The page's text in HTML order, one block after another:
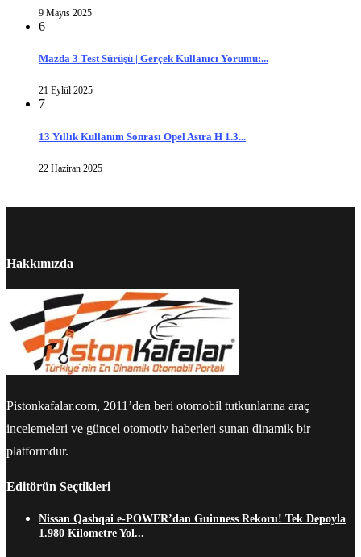
9 Mayıs 2025
6
Mazda 3 Test Sürüşü | Gerçek Kullanıcı Yorumu:...
21 Eylül 2025
7
13 Yıllık Kullanım Sonrası Opel Astra H 1.3...
22 Haziran 2025
Hakkımızda
Pistonkafalar.com, 2011’den beri otomobil tutkunlarına araç
incelemeleri ve güncel otomotiv haberleri sunan dinamik bir
platformdur.
Editörün Seçtikleri
Nissan Qashqai e-POWER’dan Guinness Rekoru! Tek Depoyla
1.980 Kilometre Yol...